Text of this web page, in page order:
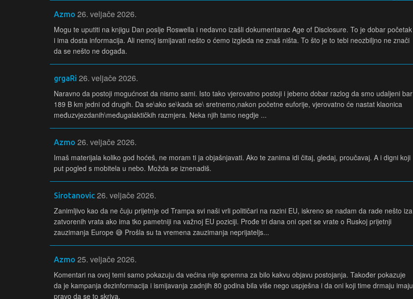
Azmo 26. veljače 2026.
Mogu te uputiti na knjigu Dan poslje Roswella i nedavno izašli dokumentarac Age of Disclosure. To je dobar početak
i ima dosta informacija. Ali nemoj ismijavati nešto o ćemo izgleda ne znaš ništa. To što je to tebi neozbiljno ne znači
da se nešto ne događa.
grgaRi 26. veljače 2026.
Naravno da postoji mogućnost da nismo sami. Isto tako vjerovatno postoji i jebeno dobar razlog da smo udaljeni bar
189 B km jedni od drugih. Da se\ako se\kada se\ sretnemo,nakon početne euforije, vjerovatno će nastat klaonica
međuzvjezdanih\međugalaktičkih razmjera. Neka njih tamo negdje ...
Azmo 26. veljače 2026.
Imaš materijala koliko god hoćeš, ne moram ti ja objašnjavati. Ako te zanima idi čitaj, gledaj, proučavaj. A i digni koji
put pogled s mobitela u nebo. Možda se iznenadiš.
Sirotanovic 26. veljače 2026.
Zanimljivo kao da ne čuju prijetnje od Trampa svi naši vrli političari na razini EU, iskreno se nadam da rade nešto iza
zatvorenih vrata ako ima tko pametniji na važnoj EU poziciji. Prođe tri dana oni opet se vrate o Ruskoj prijetnji
zauzimanja Europe 😅 Prošla su ta vremena zauzimanja neprijateljs...
Azmo 25. veljače 2026.
Komentari na ovoj temi samo pokazuju da većina nije spremna za bilo kakvu objavu postojanja. Također pokazuje
da je kampanja dezinformacija i ismijavanja zadnjih 80 godina bila više nego uspješna i da oni koji time drmaju imaju
pravo da se to skriva.